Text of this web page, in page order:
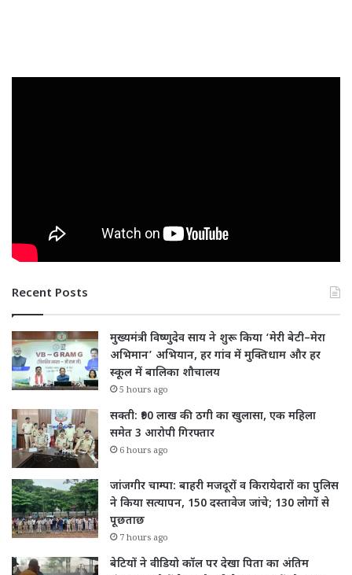
Recent Posts
मुख्यमंत्री विष्णुदेव साय ने शुरू किया ‘मेरी बेटी–मेरा
अभिमान’ अभियान, हर गांव में मुक्तिधाम और हर
स्कूल में बालिका शौचालय
5 hours ago
सक्ती: ₹90 लाख की ठगी का खुलासा, एक महिला
समेत 3 आरोपी गिरफ्तार
6 hours ago
जांजगीर चाम्पा: बाहरी मजदूरों व किरायेदारों का पुलिस
ने किया सत्यापन, 150 दस्तावेज जांचे; 130 लोगों से
पूछताछ
7 hours ago
बेटियों ने वीडियो कॉल पर देखा पिता का अंतिम